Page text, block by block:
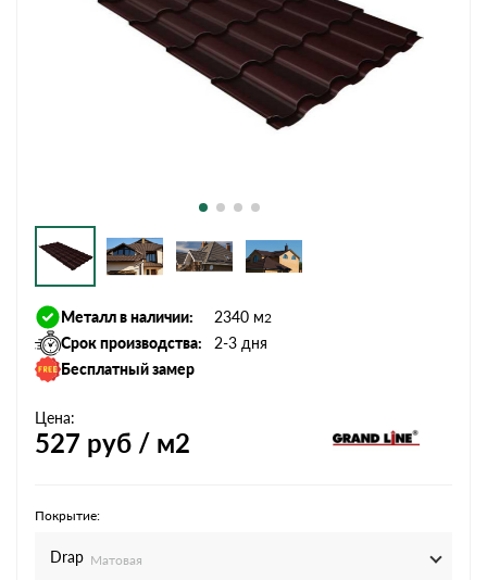
Металл в наличии: 2340 м2
Срок производства:
2-3 дня
Бесплатный замер
Цена:
527 руб / м2
Покрытие:
Drap Матовая